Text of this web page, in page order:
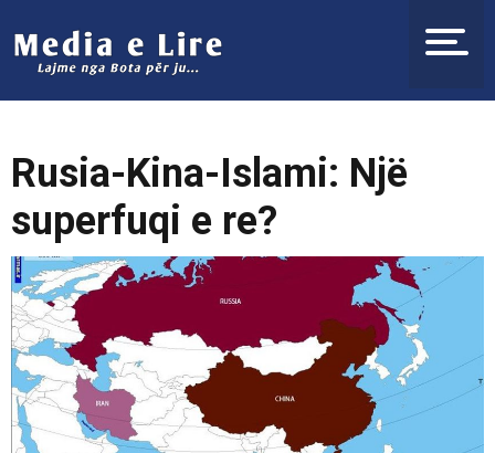
Rusia-Kina-Islami: Një
superfuqi e re?